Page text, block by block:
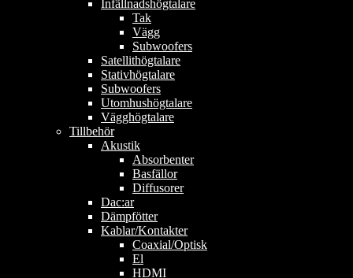
Infällnadshögtalare
Tak
Vägg
Subwoofers
Satellithögtalare
Stativhögtalare
Subwoofers
Utomhushögtalare
Vägghögtalare
Tillbehör
Akustik
Absorbenter
Basfällor
Diffusorer
Dac:ar
Dämpfötter
Kablar/Kontakter
Coaxial/Optisk
El
HDMI